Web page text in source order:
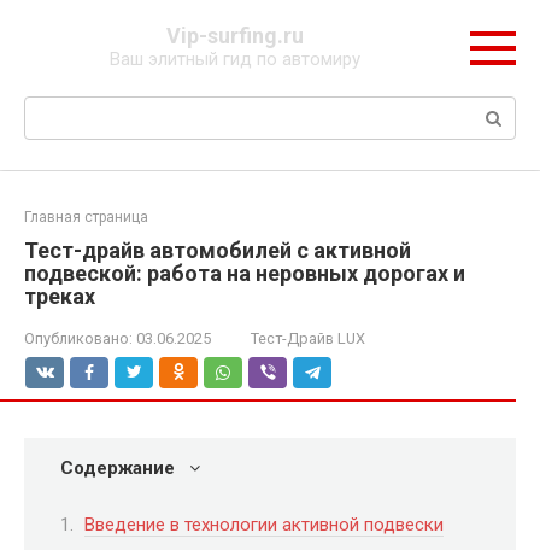
Vip-surfing.ru
Ваш элитный гид по автомиру
Поиск:
Главная страница
Тест-драйв автомобилей с активной
подвеской: работа на неровных дорогах и
треках
Опубликовано: 03.06.2025 Тест-Драйв LUX
Содержание
Введение в технологии активной подвески